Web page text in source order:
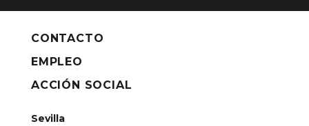
CONTACTO
EMPLEO
ACCIÓN SOCIAL
Sevilla